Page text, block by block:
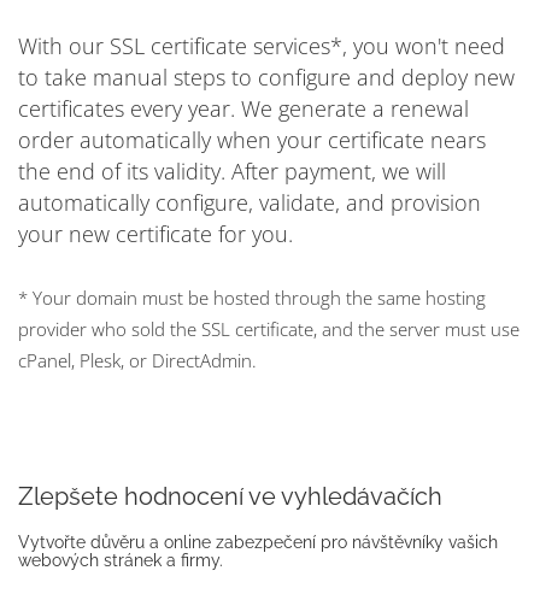
With our SSL certificate services*, you won't need
to take manual steps to configure and deploy new
certificates every year. We generate a renewal
order automatically when your certificate nears
the end of its validity. After payment, we will
automatically configure, validate, and provision
your new certificate for you.
* Your domain must be hosted through the same hosting
provider who sold the SSL certificate, and the server must use
cPanel, Plesk, or DirectAdmin.
Zlepšete hodnocení ve vyhledávačích
Vytvořte důvěru a online zabezpečení pro návštěvníky vašich
webových stránek a firmy.